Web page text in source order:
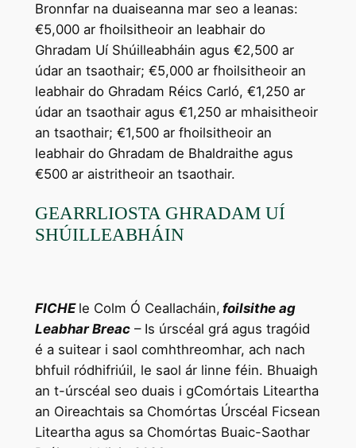
Bronnfar na duaiseanna mar seo a leanas:
€5,000 ar fhoilsitheoir an leabhair do
Ghradam Uí Shúilleabháin agus €2,500 ar
údar an tsaothair; €5,000 ar fhoilsitheoir an
leabhair do Ghradam Réics Carló, €1,250 ar
údar an tsaothair agus €1,250 ar mhaisitheoir
an tsaothair; €1,500 ar fhoilsitheoir an
leabhair do Ghradam de Bhaldraithe agus
€500 ar aistritheoir an tsaothair.
GEARRLIOSTA GHRADAM UÍ
SHÚILLEABHÁIN
FICHE le Colm Ó Ceallacháin, foilsithe ag
Leabhar Breac– Is úrscéal grá agus tragóid
é a suitear i saol comhthreomhar, ach nach
bhfuil ródhifriúil, le saol ár linne féin. Bhuaigh
an t-úrscéal seo duais i gComórtais Liteartha
an Oireachtais sa Chomórtas Úrscéal Ficsean
Liteartha agus sa Chomórtas Buaic-Saothar